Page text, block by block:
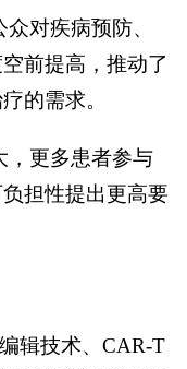
对疾病预防、
前提高，推动了
的需求。
，更多患者参与
担性提出更高要
辑技术、CAR-T